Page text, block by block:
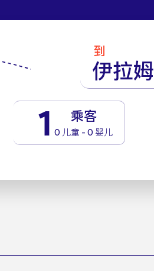
到
伊拉姆
1 乘客
0 儿童 - 0 婴儿